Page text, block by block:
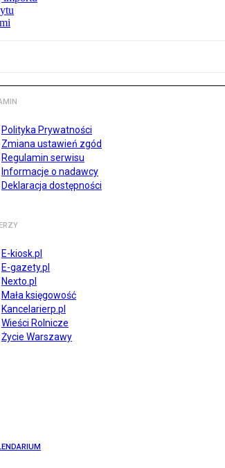
Polityka Prywatności
Zmiana ustawień zgód
Regulamin serwisu
Informacje o nadawcy
Deklaracja dostępności
E-kiosk.pl
E-gazety.pl
Nexto.pl
Mała księgowość
Kancelarierp.pl
Wieści Rolnicze
Życie Warszawy